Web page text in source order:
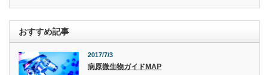
おすすめ記事
2017/7/3
病原微生物ガイドMAP